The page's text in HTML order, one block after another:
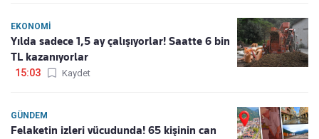
EKONOMI
Yılda sadece 1,5 ay çalışıyorlar! Saatte 6 bin
TL kazanıyorlar
15:03 Kaydet
GÜNDEM
Felaketin izleri vücudunda! 65 kişinin can